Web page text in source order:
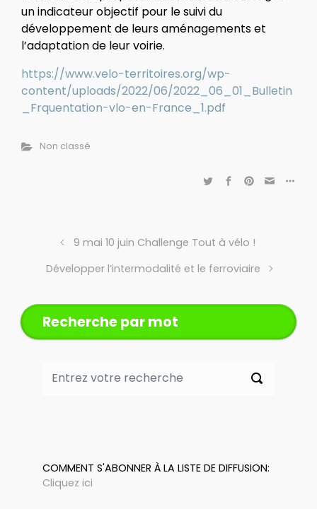
un indicateur objectif pour le suivi du
développement de leurs aménagements et
l’adaptation de leur voirie.
https://www.velo-territoires.org/wp-
content/uploads/2022/06/2022_06_01_Bulletin
_Frquentation-vlo-en-France_1.pdf
Non classé
9 mai 10 juin Challenge Tout à vélo !
Développer l’intermodalité et le ferroviaire
Recherche par mot
COMMENT S'ABONNER À LA LISTE DE DIFFUSION:
Cliquez ici